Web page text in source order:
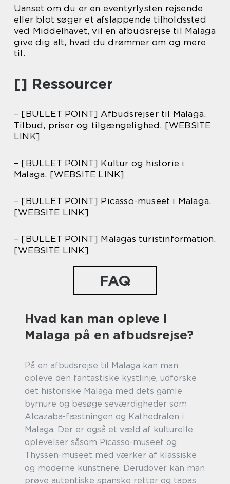
Uanset om du er en eventyrlysten rejsende
eller blot søger et afslappende tilholdssted
ved Middelhavet, vil en afbudsrejse til Malaga
give dig alt, hvad du drømmer om og mere
til.
[] Ressourcer
– [BULLET POINT] Afbudsrejser til Malaga.
Tilbud, priser og tilgængelighed. [WEBSITE
LINK]
– [BULLET POINT] Kultur og historie i
Malaga. [WEBSITE LINK]
– [BULLET POINT] Picasso-museet i Malaga.
[WEBSITE LINK]
– [BULLET POINT] Malagas turistinformation.
[WEBSITE LINK]
FAQ
Hvad kan man opleve i
Malaga på en afbudsrejse?
På en afbudsrejse til Malaga kan man
opleve den fantastiske kystlinje, udforske
det historiske Malaga med dets gamle
bymure og besøge seværdigheder som
Alcazaba-fæstningen og Kathedralen i
Malaga. Der er også et væld af kulturelle
oplevelser såsom Picasso-museet og
Thyssen-museet med værker af klassiske
og moderne kunstnere. Derudover kan man
prøve autentiske spanske retter og tapas